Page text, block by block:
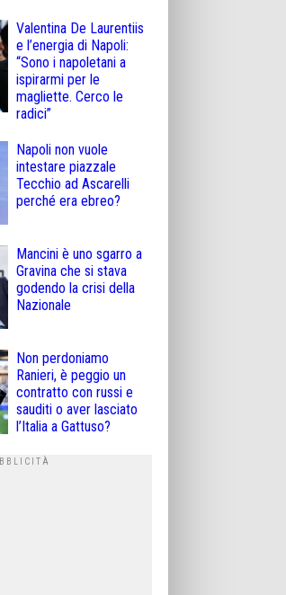
Valentina De Laurentiis
e l’energia di Napoli:
“Sono i napoletani a
ispirarmi per le
magliette. Cerco le
radici”
Napoli non vuole
intestare piazzale
Tecchio ad Ascarelli
perché era ebreo?
Mancini è uno sgarro a
Gravina che si stava
godendo la crisi della
Nazionale
Non perdoniamo
Ranieri, è peggio un
contratto con russi e
sauditi o aver lasciato
l’Italia a Gattuso?